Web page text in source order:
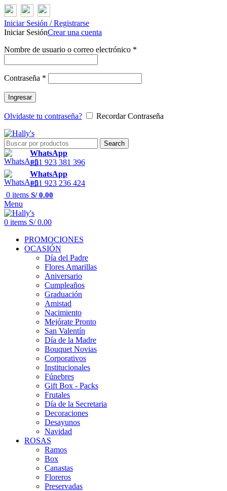
Iniciar Sesión / Registrarse
Iniciar SesiónCrear una cuenta
Nombre de usuario o correo electrónico *
Contraseña *
Ingresar
Olvidaste tu contraseña? Recordar Contraseña
Search
WhatsApp
+51 923 381 396
WhatsApp
+51 923 236 424
0 items S/0.00
Menu
0 items S/0.00
PROMOCIONES
OCASIÓN
Día del Padre
Flores Amarillas
Aniversario
Cumpleaños
Graduación
Amistad
Nacimiento
Mejórate Pronto
San Valentín
Día de la Madre
Bouquet Novias
Corporativos
Institucionales
Fúnebres
Gift Box - Packs
Frutales
Día de la Secretaria
Decoraciones
Desayunos
Navidad
ROSAS
Ramos
Box
Canastas
Floreros
Preservadas